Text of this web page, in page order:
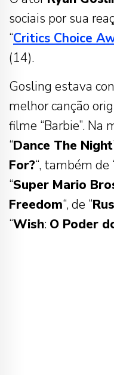
sociais por sua
“Critics Choice
(14).
Gosling estava
melhor canção
filme “Barbie”. Na
“Dance The Night
For?“, também de
“Super Mario
Freedom“, de “
“Wish: O Poder